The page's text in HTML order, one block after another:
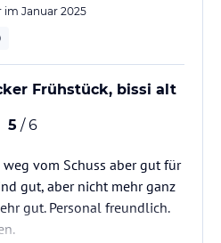
im Januar 2025
Frühstück, bissi alt
5 / 6
vom Schuss aber gut für
gut, aber nicht mehr ganz
gut. Personal freundlich.